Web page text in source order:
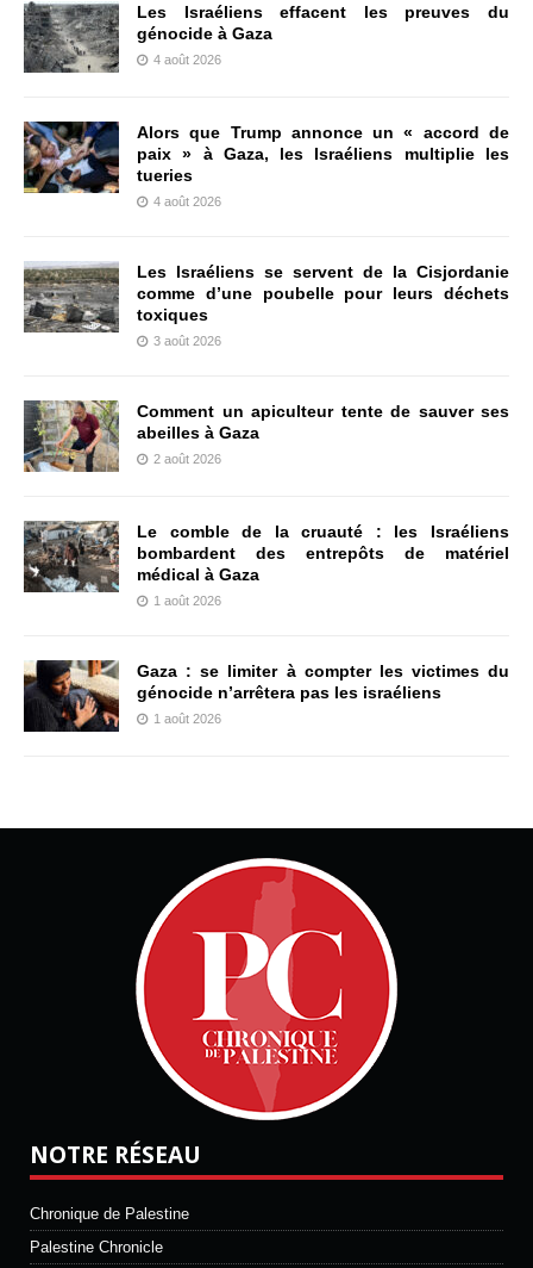
Les Israéliens effacent les preuves du
génocide à Gaza
4 août 2026
Alors que Trump annonce un « accord de
paix » à Gaza, les Israéliens multiplie les
tueries
4 août 2026
Les Israéliens se servent de la Cisjordanie
comme d’une poubelle pour leurs déchets
toxiques
3 août 2026
Comment un apiculteur tente de sauver ses
abeilles à Gaza
2 août 2026
Le comble de la cruauté : les Israéliens
bombardent des entrepôts de matériel
médical à Gaza
1 août 2026
Gaza : se limiter à compter les victimes du
génocide n’arrêtera pas les israéliens
1 août 2026
NOTRE RÉSEAU
Chronique de Palestine
Palestine Chronicle